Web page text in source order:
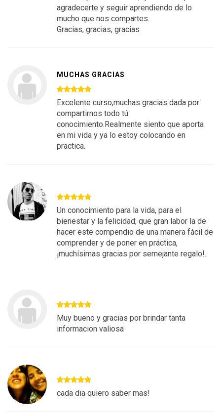
agradecerte y seguir aprendiendo de lo
mucho que nos compartes.
Gracias, gracias, gracias
MUCHAS GRACIAS
Excelente curso,muchas gracias dada por
compartirnos todo tú
conocimiento.Realmente siento que aporta
en mi vida y ya lo estoy colocando en
practica.
Un conocimiento para la vida, para el
bienestar y la felicidad; que gran labor la de
hacer este compendio de una manera fácil de
comprender y de poner en práctica,
¡muchísimas gracias por semejante regalo!.
Muy bueno y gracias por brindar tanta
informacion valiosa
cada dia quiero saber mas!